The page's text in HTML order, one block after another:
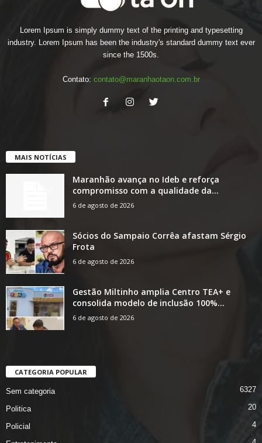
Lorem Ipsum is simply dummy text of the printing and typesetting
industry. Lorem Ipsum has been the industry's standard dummy text ever
since the 1500s.
Contato: contato@maranhaotaon.com.br
MAIS NOTÍCIAS
Maranhão avança no Ideb e reforça
compromisso com a qualidade da...
6 de agosto de 2026
Sócios do Sampaio Corrêa afastam Sérgio
Frota
6 de agosto de 2026
Gestão Miltinho amplia Centro TEA+ e
consolida modelo de inclusão 100%...
6 de agosto de 2026
CATEGORIA POPULAR
Sem categoria 6327
Politica 20
Policial 4